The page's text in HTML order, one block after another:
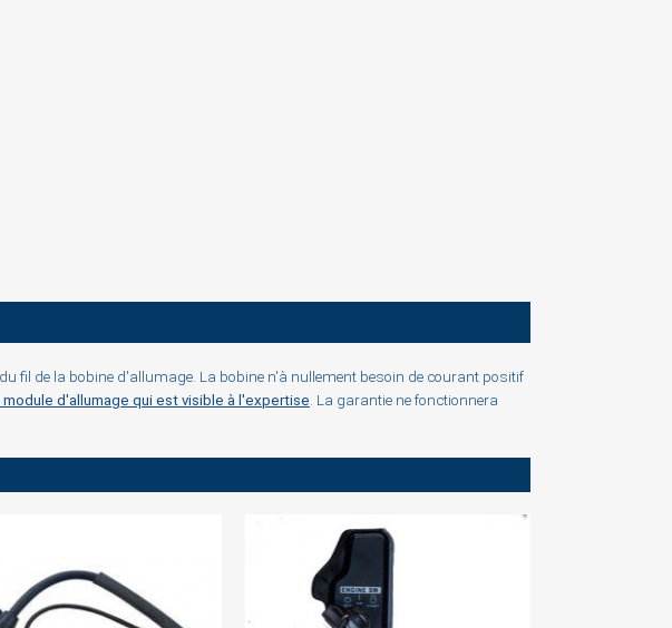
fil de la bobine d'allumage. La bobine n'à nullement besoin de courant positif
d'allumage qui est visible à l'expertise . La garantie ne fonctionnera
×